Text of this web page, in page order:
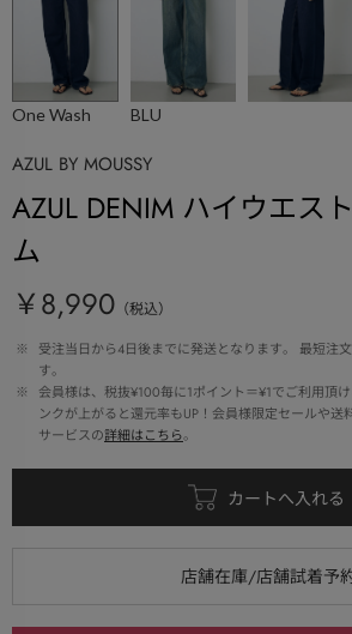
One Wash BLU
AZUL BY MOUSSY
AZUL DENIM ハイウエス
ム
￥8,990 （税込）
※
受注当日から4日後までに発送となります。 最短注
す。
※
会員様は、税抜¥100毎に1ポイント＝¥1でご利用頂
ンクが上がると還元率もUP！会員様限定セールや送
サービスの詳細はこちら。